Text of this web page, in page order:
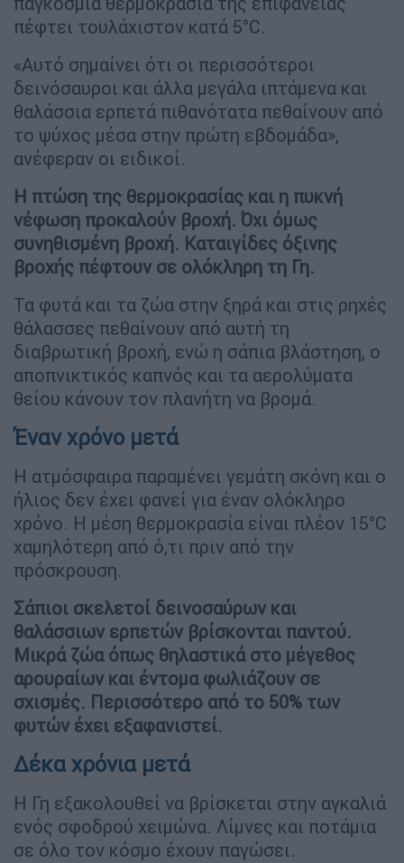
πέφτει τουλάχιστον κατά 5°C.
«Αυτό σημαίνει ότι οι περισσότεροι
δεινόσαυροι και άλλα μεγάλα ιπτάμενα και
θαλάσσια ερπετά πιθανότατα πεθαίνουν από
το ψύχος μέσα στην πρώτη εβδομάδα»,
ανέφεραν οι ειδικοί.
Η πτώση της θερμοκρασίας και η πυκνή
νέφωση προκαλούν βροχή. Όχι όμως
συνηθισμένη βροχή. Καταιγίδες όξινης
βροχής πέφτουν σε ολόκληρη τη Γη.
Τα φυτά και τα ζώα στην ξηρά και στις ρηχές
θάλασσες πεθαίνουν από αυτή τη
διαβρωτική βροχή, ενώ η σάπια βλάστηση, ο
αποπνικτικός καπνός και τα αερολύματα
θείου κάνουν τον πλανήτη να βρομά.
Έναν χρόνο μετά
Η ατμόσφαιρα παραμένει γεμάτη σκόνη και ο
ήλιος δεν έχει φανεί για έναν ολόκληρο
χρόνο. Η μέση θερμοκρασία είναι πλέον 15°C
χαμηλότερη από ό,τι πριν από την
πρόσκρουση.
Σάπιοι σκελετοί δεινοσαύρων και
θαλάσσιων ερπετών βρίσκονται παντού.
Μικρά ζώα όπως θηλαστικά στο μέγεθος
αρουραίων και έντομα φωλιάζουν σε
σχισμές. Περισσότερο από το 50% των
φυτών έχει εξαφανιστεί.
Δέκα χρόνια μετά
Η Γη εξακολουθεί να βρίσκεται στην αγκαλιά
ενός σφοδρού χειμώνα. Λίμνες και ποτάμια
σε όλο τον κόσμο έχουν παγώσει.